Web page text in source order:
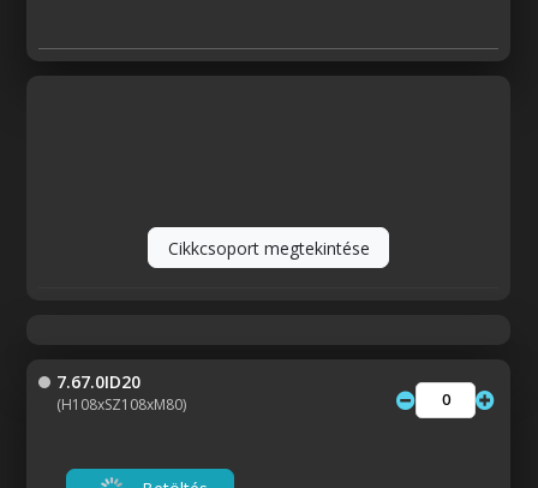
Cikkcsoport megtekintése
7.67.0ID20
(H108xSZ108xM80)